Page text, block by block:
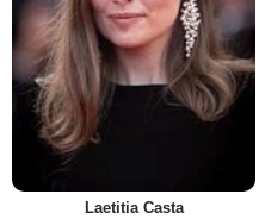
Laetitia Casta